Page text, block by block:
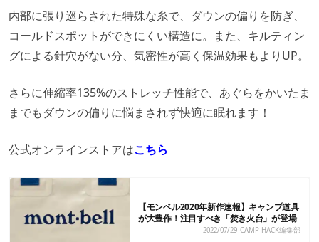
内部に張り巡らされた特殊な糸で、ダウンの偏りを防ぎ、
コールドスポットができにくい構造に。また、キルティン
グによる針穴がない分、気密性が高く保温効果もよりUP。
さらに伸縮率135%のストレッチ性能で、あぐらをかいたま
までもダウンの偏りに悩まされず快適に眠れます！
公式オンラインストアはこちら
【モンベル2020年新作速報】キャンプ道具
が大豊作！注目すべき「焚き火台」が登場
2022/07/29 CAMP HACK編集部